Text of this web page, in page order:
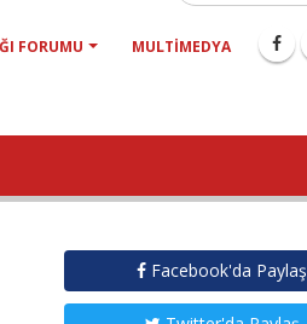
FORUMU MULTIMEDYA
Facebook'da Paylaş